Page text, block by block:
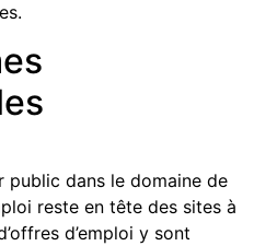
public dans le domaine de
reste en tête des sites à
d’emploi y sont